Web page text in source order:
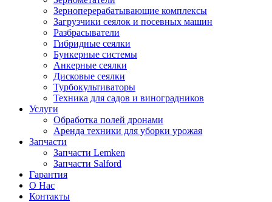
Зерноперерабатывающие комплексы
Загрузчики сеялок и посевных машин
Разбрасыватели
Гибридные сеялки
Бункерные системы
Анкерные сеялки
Дисковые сеялки
Турбокультиваторы
Техника для садов и виноградников
Услуги
Обработка полей дронами
Аренда техники для уборки урожая
Запчасти
Запчасти Lemken
Запчасти Salford
Гарантия
О Нас
Контакты